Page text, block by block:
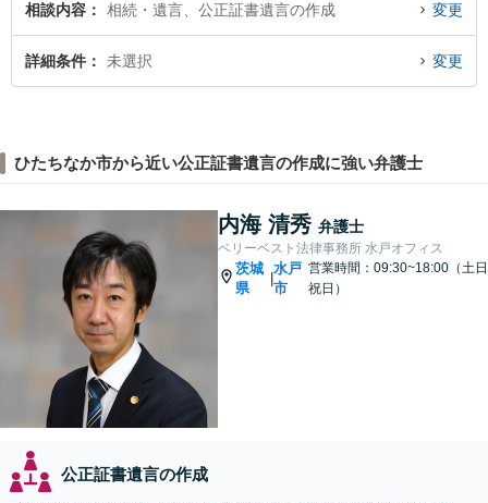
相談内容 相続・遺言、公正証書遺言の作成 変更
詳細条件 未選択 変更
ひたちなか市から近い公正証書遺言の作成に強い弁護士
内海 清秀 弁護士
ベリーベスト法律事務所 水戸オフィス
茨城
県
|
水戸
市
営業時間：09:30~18:00（土日
祝日）
公正証書遺言の作成